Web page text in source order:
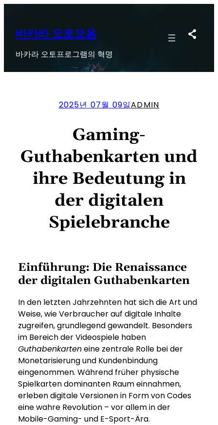
바카라 오토모음
바카라 오토프로그램의 혁명
2025년 07월 09일ADMIN
Gaming-
Guthabenkarten und
ihre Bedeutung in
der digitalen
Spielebranche
Einführung: Die Renaissance
der digitalen Guthabenkarten
In den letzten Jahrzehnten hat sich die Art und
Weise, wie Verbraucher auf digitale Inhalte
zugreifen, grundlegend gewandelt. Besonders
im Bereich der Videospiele haben
Guthabenkarteneine zentrale Rolle bei der
Monetarisierung und Kundenbindung
eingenommen. Während früher physische
Spielkarten dominanten Raum einnahmen,
erleben digitale Versionen in Form von Codes
eine wahre Revolution – vor allem in der
Mobile-Gaming- und E-Sport-Ära.